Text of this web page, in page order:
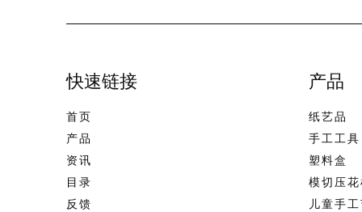
快速链接
首页
产品
资讯
目录
反馈
产品
纸艺品
手工工具
塑料盒
模切压
儿童手